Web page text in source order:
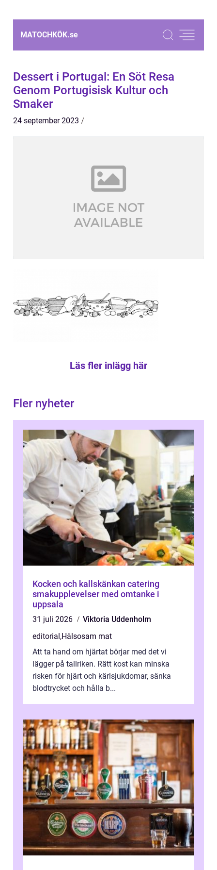
MATOCHKÖK.se
Dessert i Portugal: En Söt Resa
Genom Portugisisk Kultur och
Smaker
24 september 2023
Läs fler inlägg här
Fler nyheter
Kocken och kallskänkan catering
smakupplevelser med omtanke i
uppsala
31 juli 2026
Viktoria Uddenholm
editorial,Hälsosam mat
Att ta hand om hjärtat börjar med det vi
lägger på tallriken. Rätt kost kan minska
risken för hjärt och kärlsjukdomar, sänka
blodtrycket och hålla b...